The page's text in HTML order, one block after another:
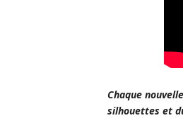
Chaque
silhouettes et